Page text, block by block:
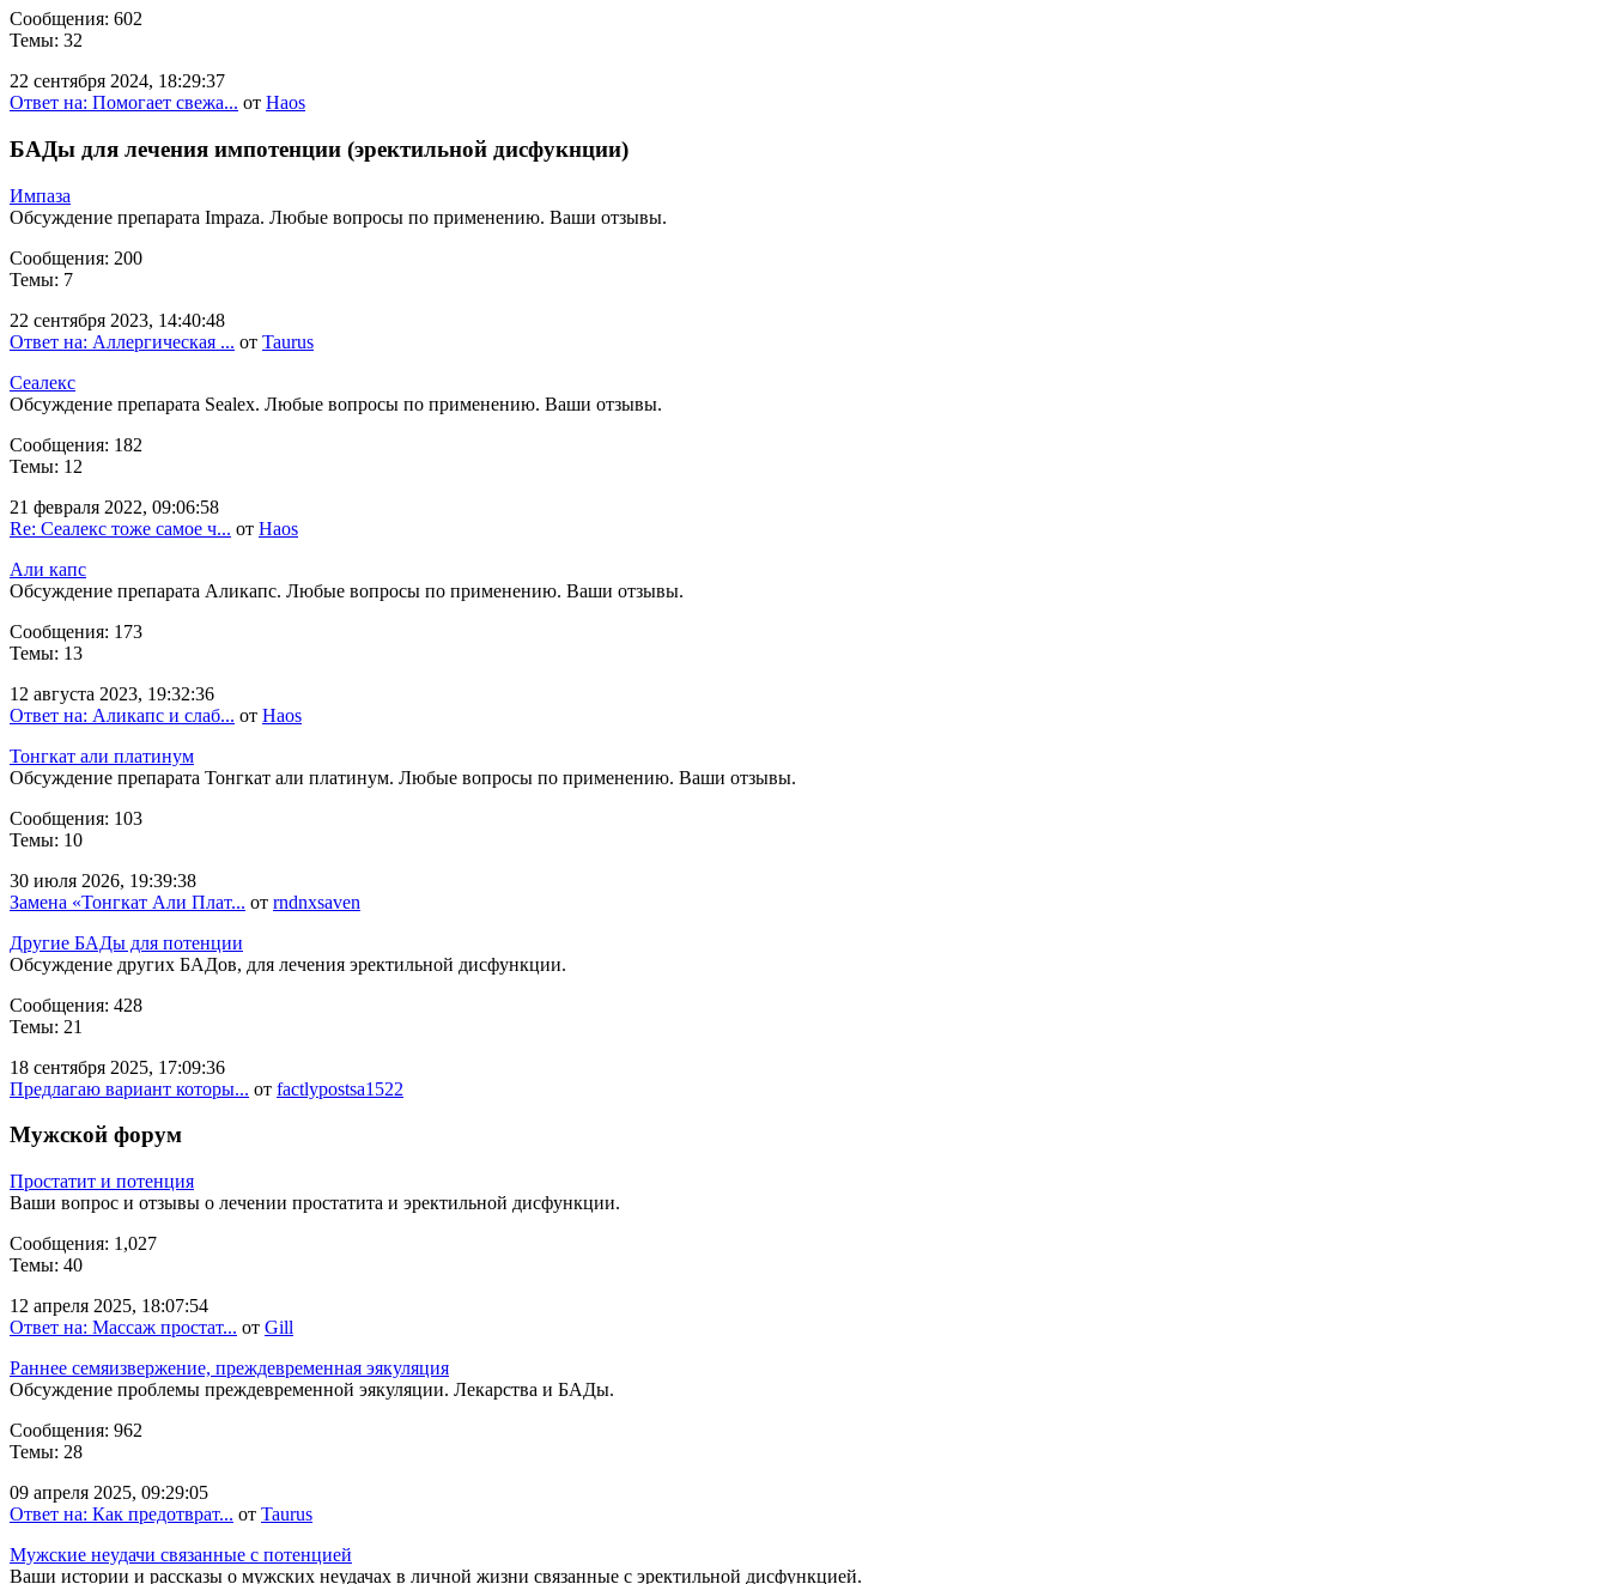
Сообщения: 602
Темы: 32
22 сентября 2024, 18:29:37
Ответ на: Помогает свежа... от Haos
БАДы для лечения импотенции (эректильной дисфукнции)
Импаза
Обсуждение препарата Impaza. Любые вопросы по применению. Ваши отзывы.
Сообщения: 200
Темы: 7
22 сентября 2023, 14:40:48
Ответ на: Аллергическая ... от Taurus
Сеалекс
Обсуждение препарата Sealex. Любые вопросы по применению. Ваши отзывы.
Сообщения: 182
Темы: 12
21 февраля 2022, 09:06:58
Re: Сеалекс тоже самое ч... от Haos
Али капс
Обсуждение препарата Аликапс. Любые вопросы по применению. Ваши отзывы.
Сообщения: 173
Темы: 13
12 августа 2023, 19:32:36
Ответ на: Аликапс и слаб... от Haos
Тонгкат али платинум
Обсуждение препарата Тонгкат али платинум. Любые вопросы по применению. Ваши отзывы.
Сообщения: 103
Темы: 10
30 июля 2026, 19:39:38
Замена «Тонгкат Али Плат... от rndnxsaven
Другие БАДы для потенции
Обсуждение других БАДов, для лечения эректильной дисфункции.
Сообщения: 428
Темы: 21
18 сентября 2025, 17:09:36
Предлагаю вариант которы... от factlypostsa1522
Мужской форум
Простатит и потенция
Ваши вопрос и отзывы о лечении простатита и эректильной дисфункции.
Сообщения: 1,027
Темы: 40
12 апреля 2025, 18:07:54
Ответ на: Массаж простат... от Gill
Раннее семяизвержение, преждевременная эякуляция
Обсуждение проблемы преждевременной эякуляции. Лекарства и БАДы.
Сообщения: 962
Темы: 28
09 апреля 2025, 09:29:05
Ответ на: Как предотврат... от Taurus
Мужские неудачи связанные с потенцией
Ваши истории и рассказы о мужских неудачах в личной жизни связанные с эректильной дисфункцией.